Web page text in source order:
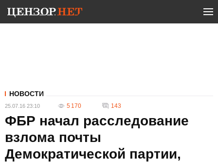
НОВОСТИ
25.07.16 23:10 5 170 143
ФБР начал расследование
взлома почты
Демократической партии,